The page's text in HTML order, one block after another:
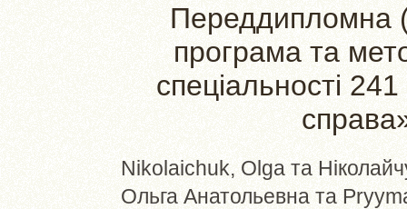
Переддипломна
програма та
спеціальності
Nikolaichuk, Olga та
Ольга Анатольевна та